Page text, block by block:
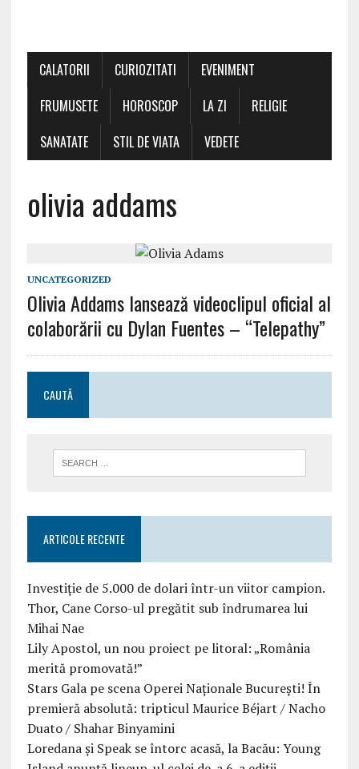
CALATORII CURIOZITATI
EVENIMENT
FRUMUSETE
HOROSCOP LA ZI
RELIGIE
SANATATE
STIL DE VIATA VEDETE
olivia addams
UNCATEGORIZED
Olivia Addams lansează videoclipul oficial al
colaborării cu Dylan Fuentes – “Telepathy”
CAUTĂ
ARTICOLE RECENTE
Investiție de 5.000 de dolari într-un viitor campion.
Thor, Cane Corso-ul pregătit sub îndrumarea lui
Mihai Nae
Lily Apostol, un nou proiect pe litoral: „România
merită promovată!”
Stars Gala pe scena Operei Naționale București! În
premieră absolută: tripticul Maurice Béjart / Nacho
Duato / Shahar Binyamini
Loredana și Speak se întorc acasă, la Bacău: Young